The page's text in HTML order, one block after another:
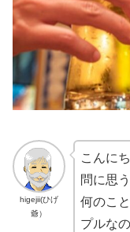
higejii(ひげ
爺）
こんに
問に思
何のこ
プルな